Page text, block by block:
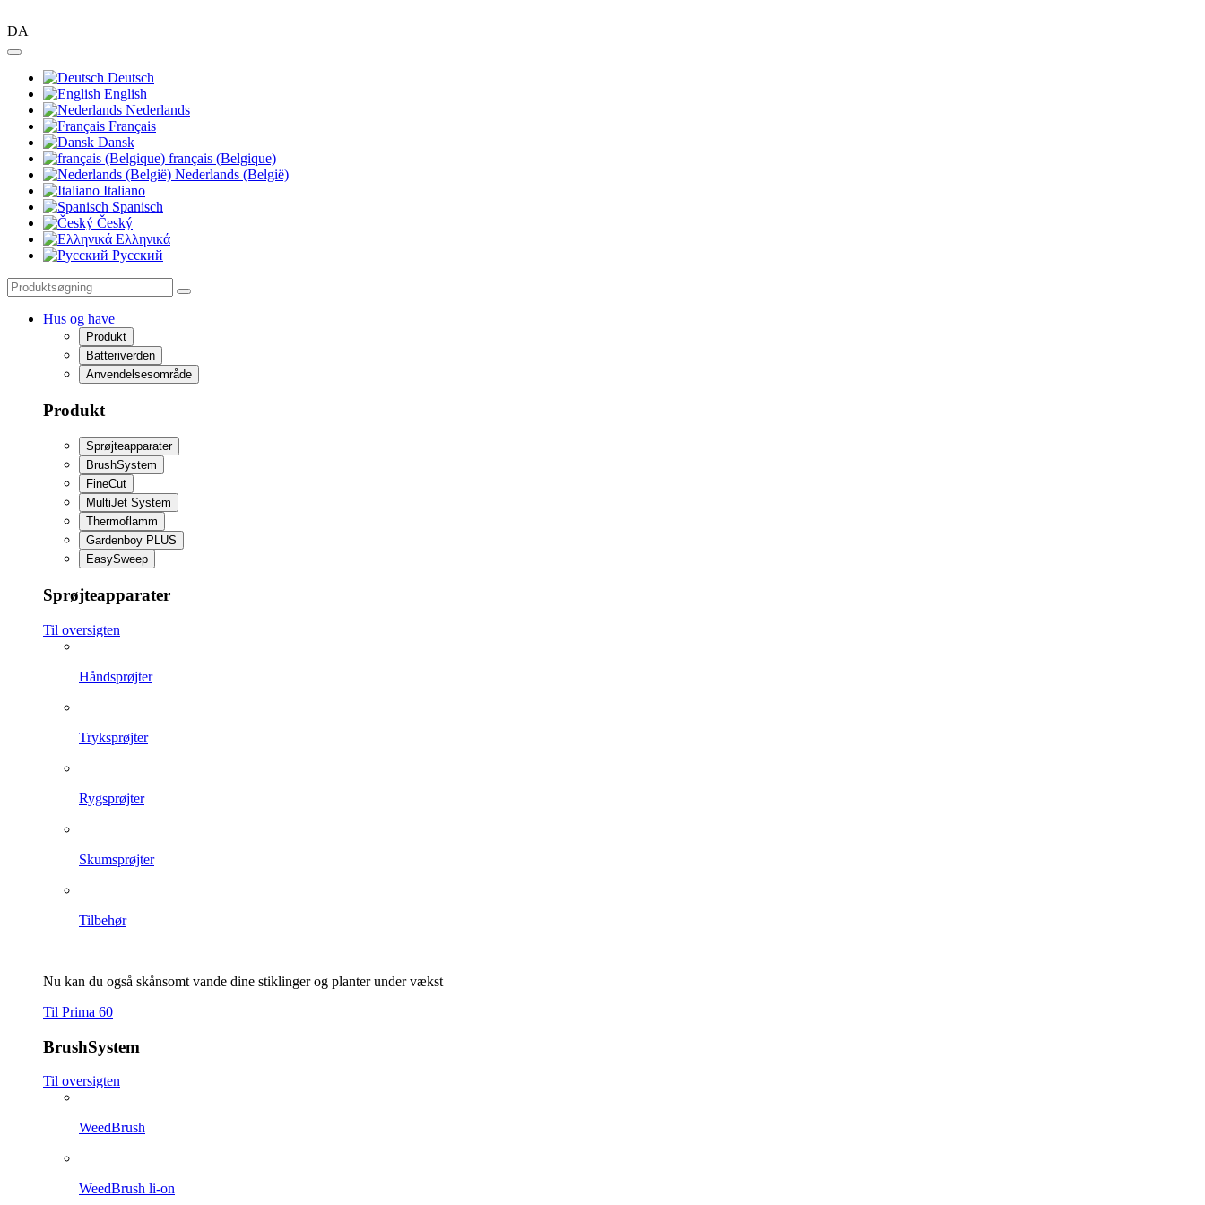
DA
Deutsch
English
Nederlands
Français
Dansk
français (Belgique)
Nederlands (België)
Italiano
Spanisch
Český
Ελληνικά
Pусский
Hus og have
Produkt
Batteriverden
Anvendelsesområde
Produkt
Sprøjteapparater
BrushSystem
FineCut
MultiJet System
Thermoflamm
Gardenboy PLUS
EasySweep
Sprøjteapparater
Til oversigten
Håndsprøjter
Tryksprøjter
Rygsprøjter
Skumsprøjter
Tilbehør
Nu kan du også skånsomt vande dine stiklinger og planter under vækst
Til Prima 60
BrushSystem
Til oversigten
WeedBrush
WeedBrush li-on